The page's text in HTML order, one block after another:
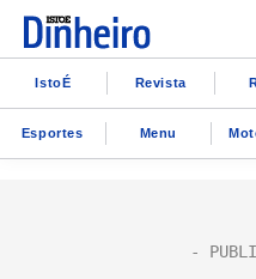
IstoÉ Revista
Esportes Menu